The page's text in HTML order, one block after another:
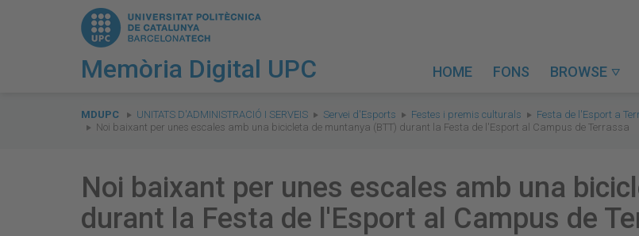
Memòria Digital UPC HOME FONS BROWSE 
are
here:
MDUPC UNITATS D'ADMINISTRACIÓ I SERVEIS Servei d'Esports Festes i premis culturals
Festa de l'Esport a
Noi baixant per unes escales amb una bicicleta de muntanya (BTT) durant la Festa de l'Esport al Campus de Terrassa
Noi baixant per unes escales amb una
durant la Festa de l'Esport al Campus de